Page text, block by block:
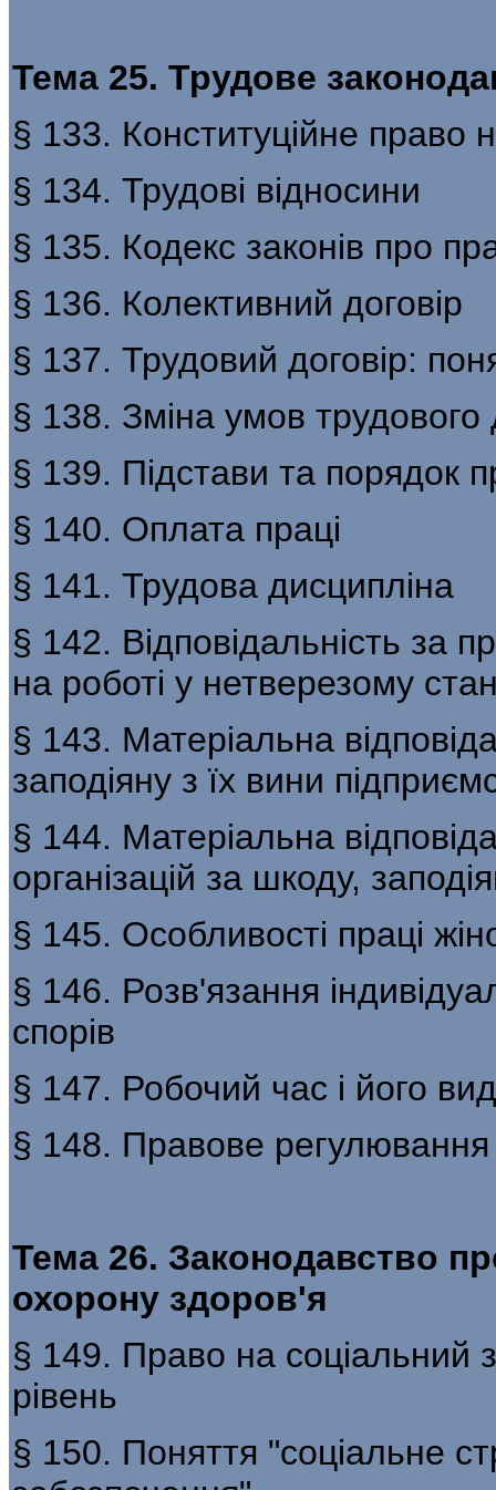
Тема 25. Трудове
§ 133. Конституційне право
§ 134. Трудові відносини
§ 135. Кодекс законів про
§ 136. Колективний договір
§ 137. Трудовий договір:
§ 138. Зміна умов трудового
§ 139. Підстави та порядок
§ 140. Оплата праці
§ 141. Трудова дисципліна
§ 142. Відповідальність за
на роботі у нетверезому
§ 143. Матеріальна
заподіяну з їх вини
§ 144. Матеріальна
організацій за шкоду,
§ 145. Особливості праці
§ 146. Розв'язання
спорів
§ 147. Робочий час і його
§ 148. Правове регулювання
Тема 26. Законодавство
охорону здоров'я
§ 149. Право на соціальний
рівень
§ 150. Поняття "соціальне